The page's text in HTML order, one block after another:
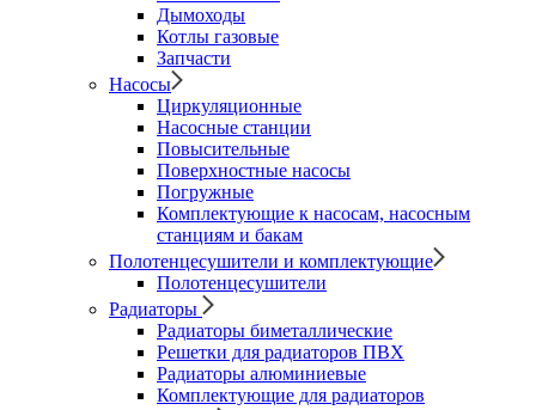
Дымоходы
Котлы газовые
Запчасти
Насосы
Циркуляционные
Насосные станции
Повысительные
Поверхностные насосы
Погружные
Комплектующие к насосам, насосным
станциям и бакам
Полотенцесушители и комплектующие
Полотенцесушители
Радиаторы
Радиаторы биметаллические
Решетки для радиаторов ПВХ
Радиаторы алюминиевые
Комплектующие для радиаторов